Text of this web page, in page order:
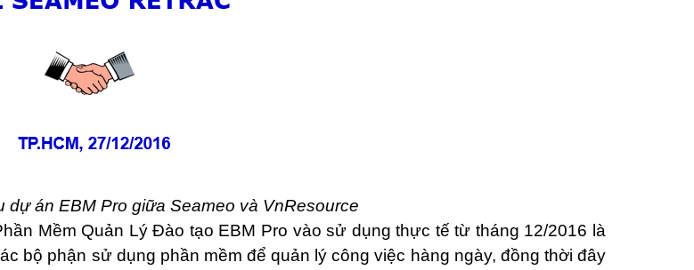
dự án EBM Pro giữa Seameo và VnResource
Mềm Quản Lý Đào tạo EBM Pro vào sử dụng thực tế từ tháng 12/2016 là
bộ phận sử dụng phần mềm để quản lý công việc hàng ngày, đồng thời đây